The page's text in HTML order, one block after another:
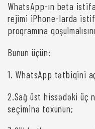
WhatsApp-ın beta
rejimi iPhone-larda
proqramına
Bunun üçün:
1. WhatsApp tətbiqini
2.Sağ üst hissədəki üç
seçiminə toxunun;